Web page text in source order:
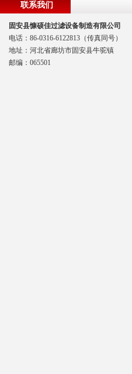
联系我们
固安县慷硕佳过滤设备制造有限公司
电话：86-0316-6122813（传真同号）
地址：河北省廊坊市固安县牛驼镇
邮编：065501